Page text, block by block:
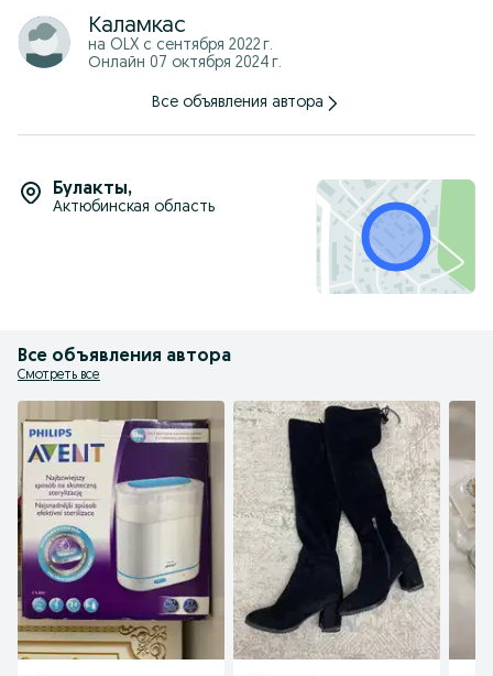
Каламкас
на OLX с сентября 2022 г.
Онлайн 07 октября 2024 г.
Все объявления автора
Булакты,
Актюбинская область
Все объявления автора
Смотреть все